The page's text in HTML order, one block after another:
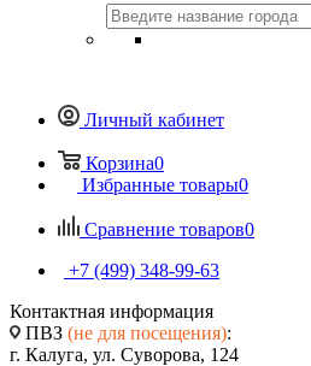
Личный кабинет
Корзина0
Избранные товары0
Сравнение товаров0
+7 (499) 348-99-63
Контактная информация
ПВЗ (не для посещения):
г. Калуга, ул. Суворова, 124